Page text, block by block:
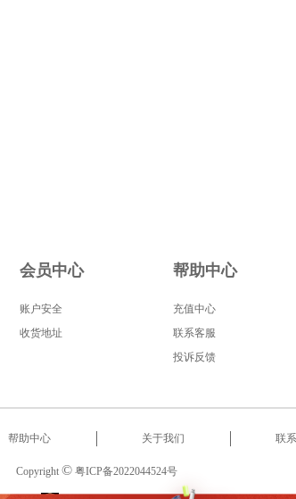
会员中心
账户安全
收货地址
帮助中心
充值中心
联系客服
投诉反馈
帮助中心 关于我们 联
Copyright © 粤ICP备2022044524号